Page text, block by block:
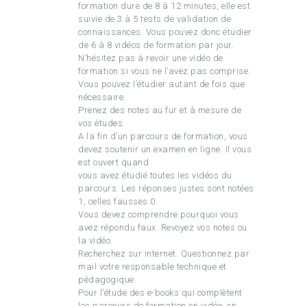
formation dure de 8 à 12 minutes, elle est
suivie de 3 à 5 tests de validation de
connaissances. Vous pouvez donc étudier
de 6 à 8 vidéos de formation par jour.
N’hésitez pas à revoir une vidéo de
formation si vous ne l’avez pas comprise.
Vous pouvez l’étudier autant de fois que
nécessaire.
Prenez des notes au fur et à mesure de
vos études.
A la fin d’un parcours de formation, vous
devez soutenir un examen en ligne. Il vous
est ouvert quand
vous avez étudié toutes les vidéos du
parcours. Les réponses justes sont notées
1, celles fausses 0.
Vous devez comprendre pourquoi vous
avez répondu faux. Revoyez vos notes ou
la vidéo.
Recherchez sur internet. Questionnez par
mail votre responsable technique et
pédagogique.
Pour l’étude des e-books qui complètent